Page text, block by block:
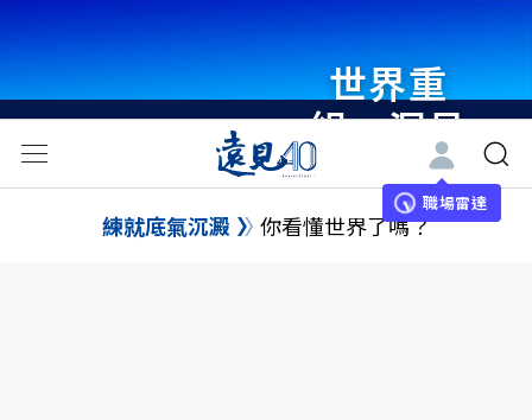
世界重
組・洞見
未來 與
世界領袖
職場雷達
練就底氣沉澱 你看懂世界了嗎？